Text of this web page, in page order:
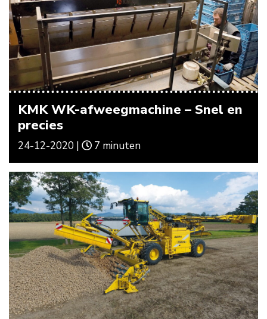
KMK WK-afweegmachine – Snel en
precies
24-12-2020 | 7 minuten